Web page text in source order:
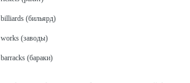
billiards (бильярд)
works (заводы)
barracks (бараки)